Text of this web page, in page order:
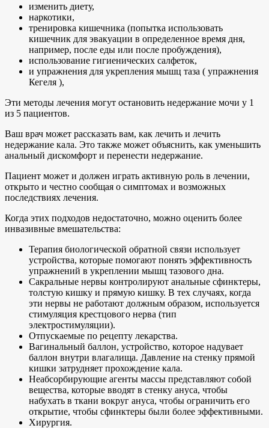
изменить диету,
наркотики,
тренировка кишечника (попытка использовать
кишечник для эвакуации в определенное время дня,
например, после еды или после пробуждения),
использование гигиенических салфеток,
и упражнения для укрепления мышц таза ( упражнения
Кегеля ),
Эти методы лечения могут остановить недержание мочи у 1
из 5 пациентов.
Ваш врач может рассказать вам, как лечить и лечить
недержание кала. Это также может объяснить, как уменьшить
анальный дискомфорт и перенести недержание.
Пациент может и должен играть активную роль в лечении,
открыто и честно сообщая о симптомах и возможных
последствиях лечения.
Когда этих подходов недостаточно, можно оценить более
инвазивные вмешательства:
Терапия биологической обратной связи использует
устройства, которые помогают понять эффективность
упражнений в укреплении мышц тазового дна.
Сакральные нервы контролируют анальные сфинктеры,
толстую кишку и прямую кишку. В тех случаях, когда
эти нервы не работают должным образом, используется
стимуляция крестцового нерва (тип
электростимуляции).
Отпускаемые по рецепту лекарства.
Вагинальный баллон, устройство, которое надувает
баллон внутри влагалища. Давление на стенку прямой
кишки затрудняет прохождение кала.
Неабсорбирующие агенты массы представляют собой
вещества, которые вводят в стенку ануса, чтобы
набухать в ткани вокруг ануса, чтобы ограничить его
открытие, чтобы сфинктеры были более эффективными.
Хирургия.